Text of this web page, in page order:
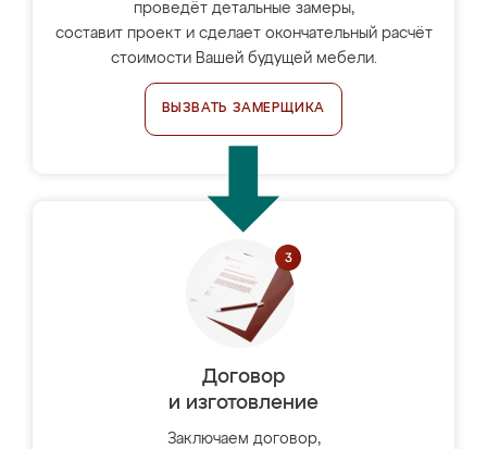
проведёт детальные замеры,
составит проект и сделает окончательный расчёт
стоимости Вашей будущей мебели.
ВЫЗВАТЬ ЗАМЕРЩИКА
Договор
и изготовление
Заключаем договор,